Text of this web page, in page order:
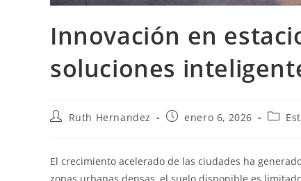
Innovación en
soluciones
Autor
entrada:
Ruth Hernandez
Publicación
entrada:
enero 6, 2026
El crecimiento acelerado de las ciudades ha
zonas urbanas densas, el suelo disponible es